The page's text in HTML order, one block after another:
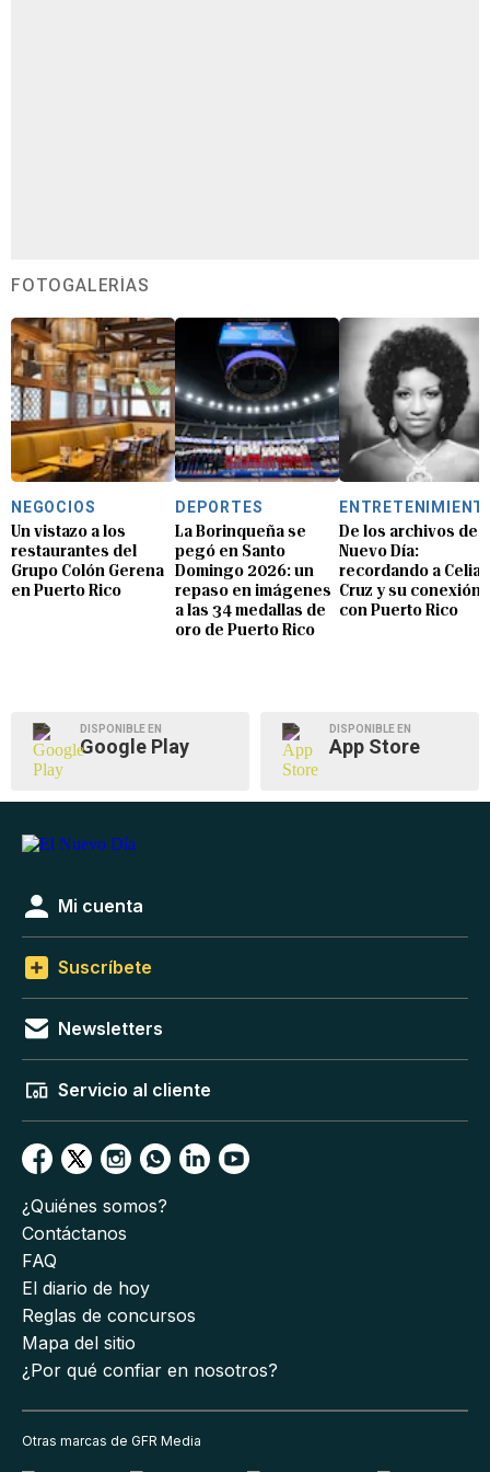
FOTOGALERÍAS
NEGOCIOS
Un vistazo a los
restaurantes del
Grupo Colón Gerena
en Puerto Rico
DEPORTES
La Borinqueña se
pegó en Santo
Domingo 2026: un
repaso en imágenes
a las 34 medallas de
oro de Puerto Rico
De los archivos de
Nuevo Día:
recordando a Celia
Cruz y su conexión
con Puerto Rico
DISPONIBLE EN
Google Play
DISPONIBLE EN
App Store
Mi cuenta
Suscríbete
Newsletters
Servicio al cliente
¿Quiénes somos?
Contáctanos
FAQ
El diario de hoy
Reglas de concursos
Mapa del sitio
¿Por qué confiar en nosotros?
Otras marcas de GFR Media